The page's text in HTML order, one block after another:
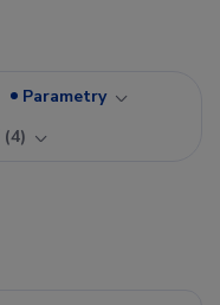
Parametry
4